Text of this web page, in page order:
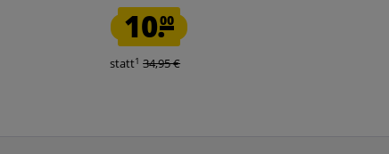
10.00
statt1 34,95 €